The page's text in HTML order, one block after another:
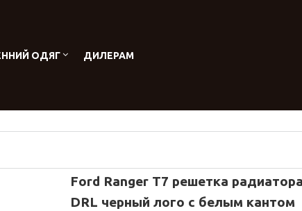
ОДЯГ ДИЛЕРАМ
Ford Ranger T7 решетка
DRL черный лого с белым кантом